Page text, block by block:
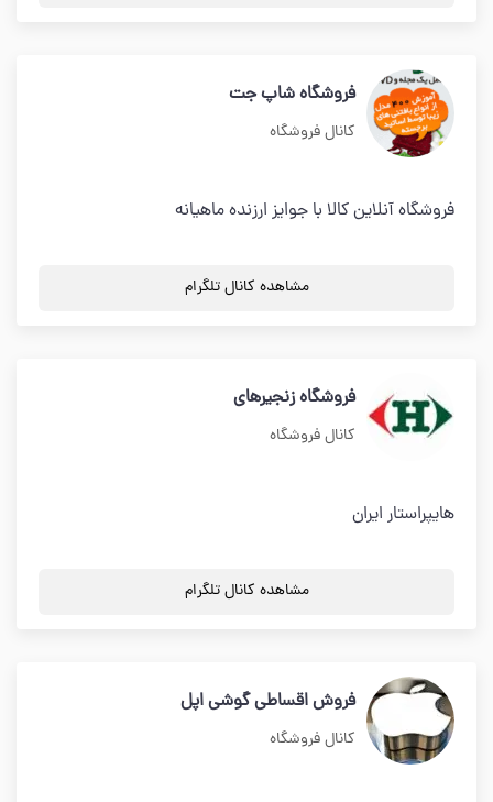
فروشگاه شاپ جت
کانال فروشگاه
فروشگاه آنلاین کالا با جوایز ارزنده ماهیانه
مشاهده کانال تلگرام
فروشگاه زنجیرهای
کانال فروشگاه
هایپراستار ایران
مشاهده کانال تلگرام
فروش اقساطی گوشی اپل
کانال فروشگاه